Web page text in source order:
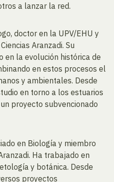
a lanzar la red.
doctor en la UPV/EHU y
Aranzadi. Su
en la evolución histórica de
en estos procesos el
y ambientales. Desde
en torno a los estuarios
proyecto subvencionado
en Biología y miembro
Ha trabajado en
y botánica. Desde
proyectos